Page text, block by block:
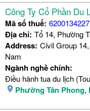
Công Ty Cổ Phần Du
Mã số thuế: 6200134227
Địa chỉ: Tổ 14, Phường
Address: Civil Group
Nam
Ngành nghề chính:
Điều hành tua du lịch
Phường Tân Phong,